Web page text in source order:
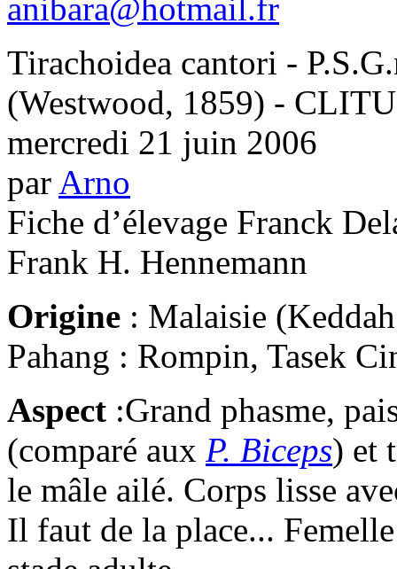
anibara@hotmail.fr
Tirachoidea cantori -
(Westwood, 1859) -
mercredi 21 juin 2006
par Arno
Fiche d’élevage Franck
Frank H. Hennemann
Origine : Malaisie
Pahang : Rompin, Tasek
Aspect :Grand phasme,
(comparé aux P. Biceps) et
le mâle ailé. Corps lisse
Il faut de la place...